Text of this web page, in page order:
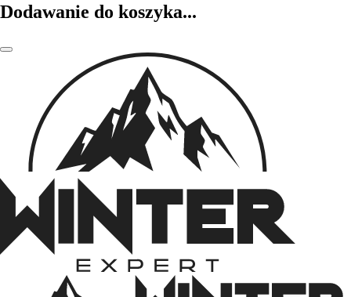
Dodawanie do koszyka...